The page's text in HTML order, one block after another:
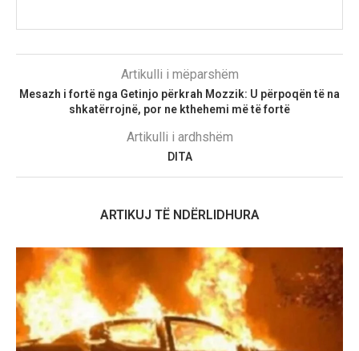
Artikulli i mëparshëm
Mesazh i fortë nga Getinjo përkrah Mozzik: U përpoqën të na
shkatërrojnë, por ne kthehemi më të fortë
Artikulli i ardhshëm
DITA
ARTIKUJ TË NDËRLIDHURA